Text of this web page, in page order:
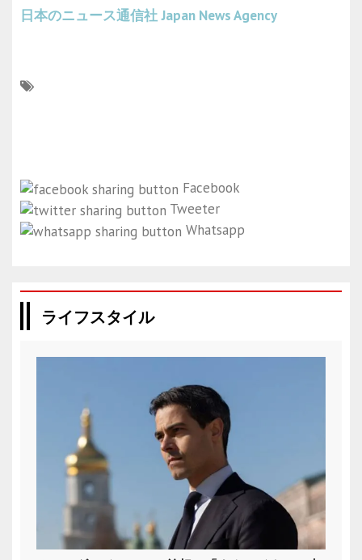
日本のニュース通信社 Japan News Agency
Facebook
Tweeter
Whatsapp
ライフスタイル